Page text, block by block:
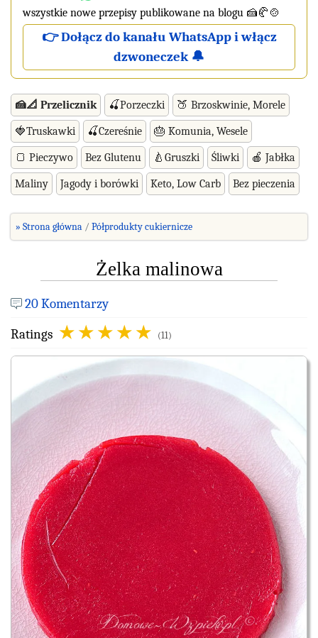
wszystkie nowe przepisy publikowane na blogu 🍰🥐🍲
👉 Dołącz do kanału WhatsApp i włącz
dzwoneczek 🔔
🍰📐 Przelicznik 🍒Porzeczki 🍑 Brzoskwinie, Morele
🍓Truskawki 🍒Czereśnie 🎂 Komunia, Wesele
🍞 Pieczywo Bez Glutenu 🍐Gruszki Śliwki 🍎 Jabłka
Maliny Jagody i borówki Keto, Low Carb Bez pieczenia
» Strona główna Półprodukty cukiernicze
Żelka malinowa
20 Komentarzy
Ratings
(11)